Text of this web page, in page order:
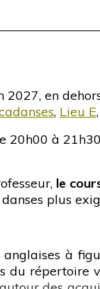
en
, Lieu E
20h00 à
le
plus
à
du répertoire